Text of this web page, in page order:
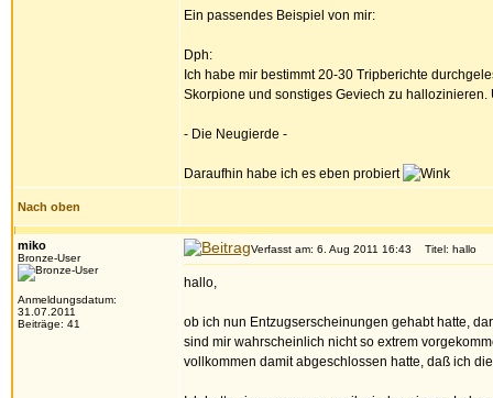
Ein passendes Beispiel von mir:
Dph:
Ich habe mir bestimmt 20-30 Tripberichte
Skorpione und sonstiges Geviech zu
- Die Neugierde -
Daraufhin habe ich es eben probiert
Nach oben
miko
Bronze-User
Anmeldungsdatum:
31.07.2011
Beiträge: 41
Verfasst am: 6. Aug 2011 16:43 Titel: hallo
hallo,
ob ich nun Entzugserscheinungen gehabt hatte,
sind mir wahrscheinlich nicht so extrem
vollkommen damit abgeschlossen hatte, daß ich